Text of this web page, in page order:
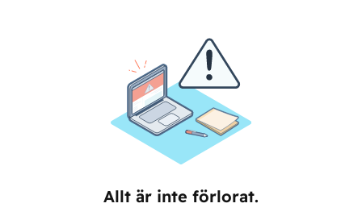
Allt är inte förlorat.